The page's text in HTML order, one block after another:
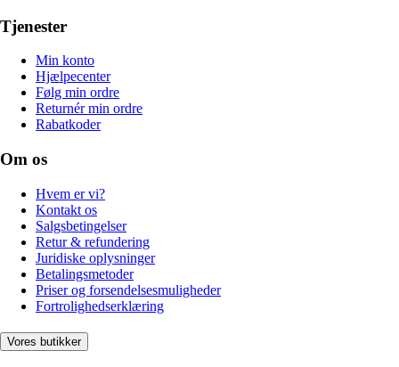
Tjenester
Min konto
Hjælpecenter
Følg min ordre
Returnér min ordre
Rabatkoder
Om os
Hvem er vi?
Kontakt os
Salgsbetingelser
Retur & refundering
Juridiske oplysninger
Betalingsmetoder
Priser og forsendelsesmuligheder
Fortrolighedserklæring
Vores butikker